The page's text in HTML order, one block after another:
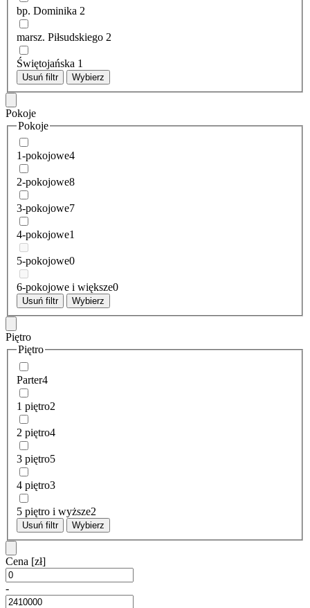
bp. Dominika 2
marsz. Piłsudskiego 2
Świętojańska 1
Usuń filtr Wybierz
Pokoje
Pokoje
1-pokojowe4
2-pokojowe8
3-pokojowe7
4-pokojowe1
5-pokojowe0
6-pokojowe i większe0
Usuń filtr Wybierz
Piętro
Piętro
Parter4
1 piętro2
2 piętro4
3 piętro5
4 piętro3
5 piętro i wyższe2
Usuń filtr Wybierz
Cena [zł]
-